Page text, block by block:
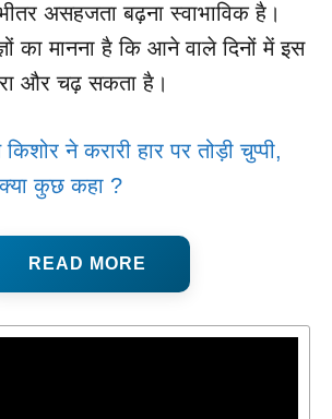
असहजता बढ़ना स्वाभाविक है।
का मानना है कि आने वाले दिनों में इस
और चढ़ सकता है।
ने करारी हार पर तोड़ी चुप्पी,
कुछ कहा ?
READ MORE